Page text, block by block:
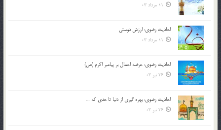
11 مرداد 03
احادیث رضوی: ارزش دوستی
11 مرداد 03
احادیث رضوی: عرضه اعمال بر پیامبر اکرم (ص)
26 تیر 03
احادیث رضوی: بهره گیری از دنیا تا حدی که …
26 تیر 03